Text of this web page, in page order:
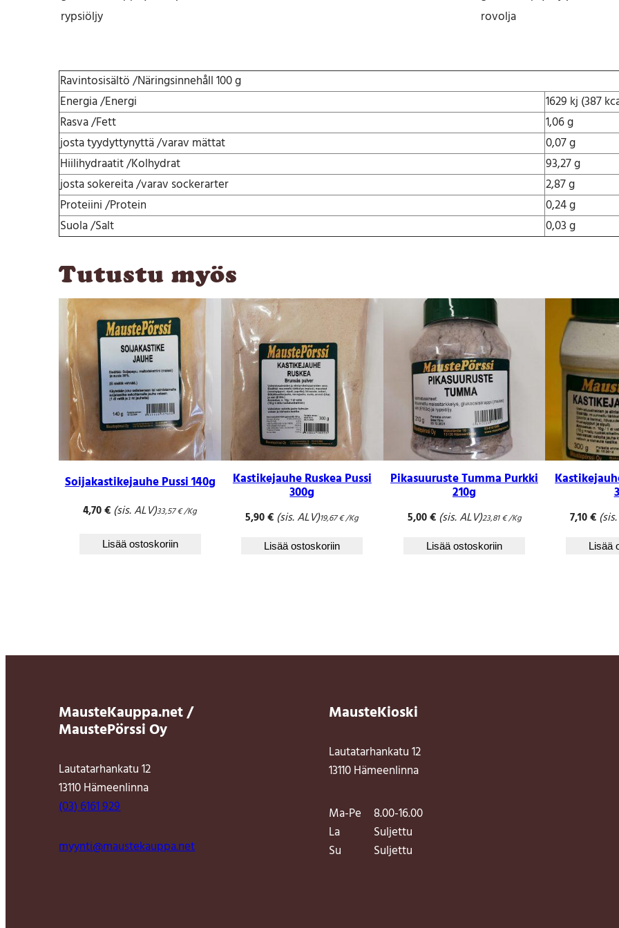
m
ä
ä
rypsiöljy
rovolja
Ravintosisältö /Näringsinnehåll 100 g
Energia /Energi
1629 kj (387
Rasva /Fett
1,06 g
josta tyydyttynyttä /varav mättat
0,07 g
Hiilihydraatit /Kolhydrat
93,27 g
josta sokereita /varav sockerarter
2,87 g
Proteiini /Protein
0,24 g
Suola /Salt
0,03 g
Tutustu myös
Soijakastikejauhe Pussi 140g
4,70€ (sis. ALV)33,57€/Kg
Lisää ostoskoriin
Kastikejauhe Ruskea Pussi
300g
5,90€ (sis. ALV)19,67€/Kg
Lisää ostoskoriin
Pikasuuruste Tumma Purkki
210g
5,00€ (sis. ALV)23,81€/Kg
Lisää ostoskoriin
7,10€
Lisää
MausteKauppa.net /
MaustePörssi Oy
Lautatarhankatu 12
13110 Hämeenlinna
(03) 6161 929
myynti@maustekauppa.net
MausteKioski
Lautatarhankatu 12
13110 Hämeenlinna
Ma-Pe
8.00-16.00
La
Suljettu
Su
Suljettu